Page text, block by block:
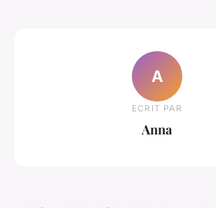
A
ECRIT PAR
Anna